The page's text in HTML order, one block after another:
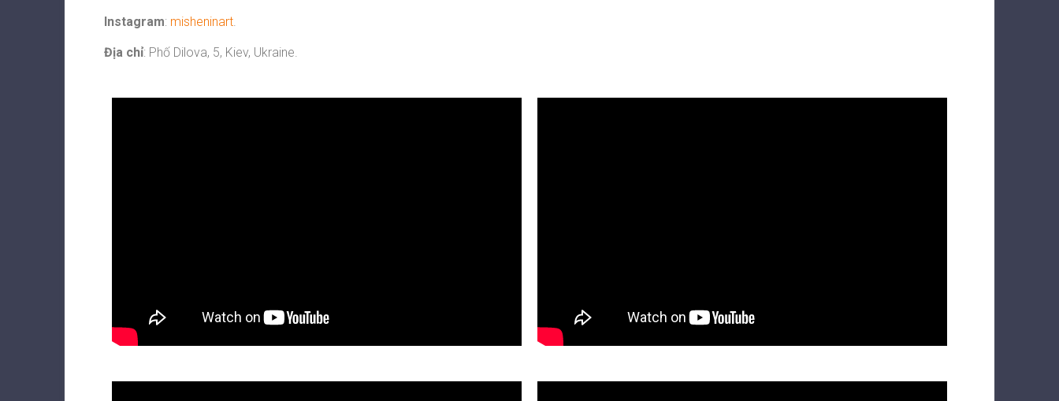
Instagram: misheninart.
Địa chỉ: Phố Dilova, 5, Kiev, Ukraine.